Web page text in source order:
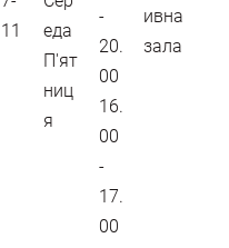
11
еда
П'ят
ниц
я
-
20.
00
16.
00
-
17.
00
ивна
зала